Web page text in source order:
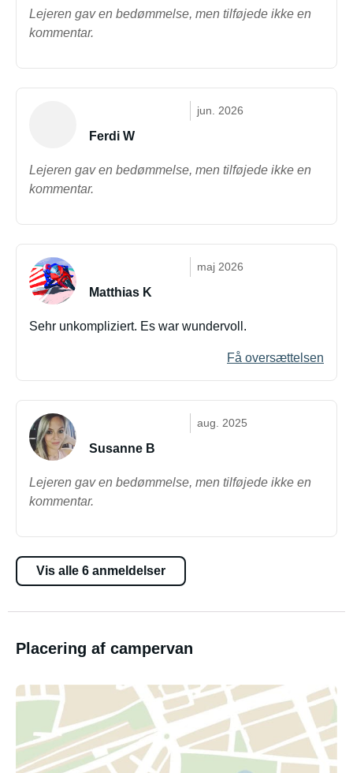
Lejeren gav en bedømmelse, men tilføjede ikke en
kommentar.
jun. 2026
Ferdi W
Lejeren gav en bedømmelse, men tilføjede ikke en
kommentar.
maj 2026
Matthias K
Sehr unkompliziert. Es war wundervoll.
Få oversættelsen
aug. 2025
Susanne B
Lejeren gav en bedømmelse, men tilføjede ikke en
kommentar.
Vis alle 6 anmeldelser
Placering af campervan